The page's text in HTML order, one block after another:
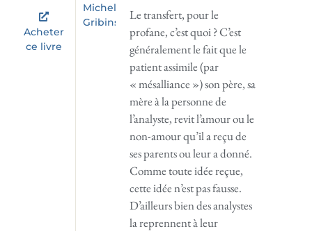
Acheter
ce livre
Michel
Gribinski
Le transfert, pour le
profane, c’est quoi ? C’est
généralement le fait que le
patient assimile (par
« mésalliance ») son père, sa
mère à la personne de
l’analyste, revit l’amour ou le
non-amour qu’il a reçu de
ses parents ou leur a donné.
Comme toute idée reçue,
cette idée n’est pas fausse.
D’ailleurs bien des analystes
la reprennent à leur